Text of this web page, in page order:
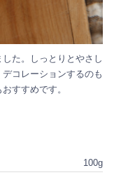
た。しっとりとやさし
コレーションするのも
すすめです。
100g